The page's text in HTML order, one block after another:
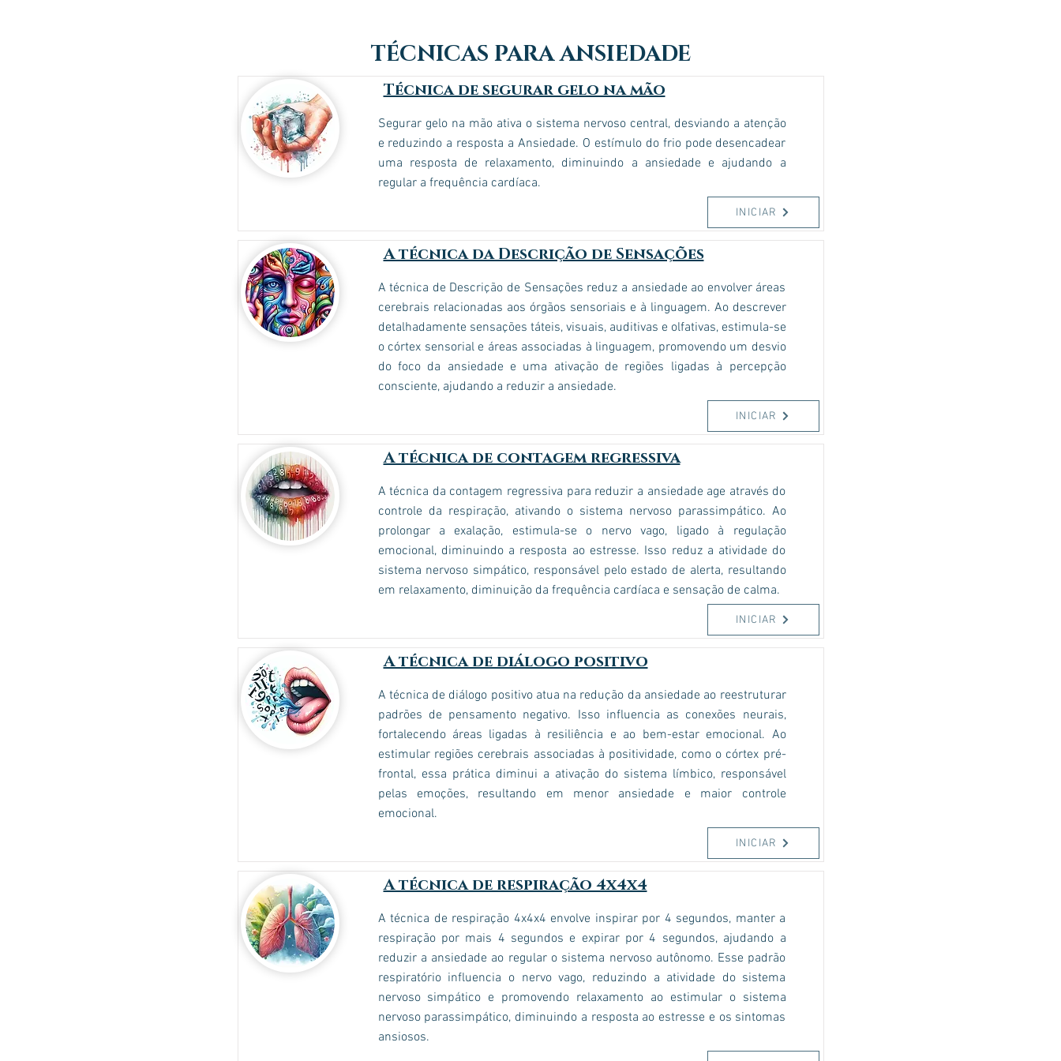
TÉCNICAS PARA ANSIEDADE
Técnica de segurar gelo na mão
Segurar gelo na mão ativa o sistema nervoso central, desviando a atenção
e reduzindo a resposta a Ansiedade. O estímulo do frio pode desencadear
uma resposta de relaxamento, diminuindo a ansiedade e ajudando a
regular a frequência cardíaca.
INICIAR
A técnica da Descrição de Sensações
A técnica de Descrição de Sensações reduz a ansiedade ao envolver áreas
cerebrais relacionadas aos órgãos sensoriais e à linguagem. Ao descrever
detalhadamente sensações táteis, visuais, auditivas e olfativas, estimula-se
o córtex sensorial e áreas associadas à linguagem, promovendo um desvio
do foco da ansiedade e uma ativação de regiões ligadas à percepção
consciente, ajudando a reduzir a ansiedade.
INICIAR
A técnica de contagem regressiva
A técnica da contagem regressiva para reduzir a ansiedade age através do
controle da respiração, ativando o sistema nervoso parassimpático. Ao
prolongar a exalação, estimula-se o nervo vago, ligado à regulação
emocional, diminuindo a resposta ao estresse. Isso reduz a atividade do
sistema nervoso simpático, responsável pelo estado de alerta, resultando
em relaxamento, diminuição da frequência cardíaca e sensação de calma.
INICIAR
A técnica de diálogo positivo
A técnica de diálogo positivo atua na redução da ansiedade ao reestruturar
padrões de pensamento negativo. Isso influencia as conexões neurais,
fortalecendo áreas ligadas à resiliência e ao bem-estar emocional. Ao
estimular regiões cerebrais associadas à positividade, como o córtex pré-
frontal, essa prática diminui a ativação do sistema límbico, responsável
pelas emoções, resultando em menor ansiedade e maior controle
emocional.
INICIAR
A técnica de respiração 4x4x4
A técnica de respiração 4x4x4 envolve inspirar por 4 segundos, manter a
respiração por mais 4 segundos e expirar por 4 segundos, ajudando a
reduzir a ansiedade ao regular o sistema nervoso autônomo. Esse padrão
respiratório influencia o nervo vago, reduzindo a atividade do sistema
nervoso simpático e promovendo relaxamento ao estimular o sistema
nervoso parassimpático, diminuindo a resposta ao estresse e os sintomas
ansiosos.